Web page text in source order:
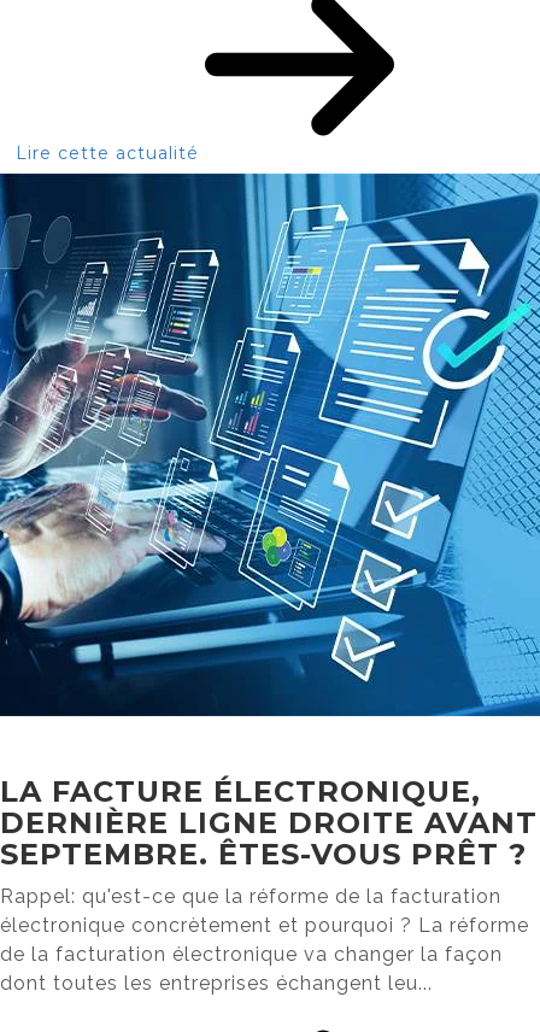
Lire cette actualité
LA FACTURE ÉLECTRONIQUE,
DERNIÈRE LIGNE DROITE AVANT
SEPTEMBRE. ÊTES-VOUS PRÊT ?
Rappel: qu'est-ce que la réforme de la facturation
électronique concrètement et pourquoi ? La réforme
de la facturation électronique va changer la façon
dont toutes les entreprises échangent leu...